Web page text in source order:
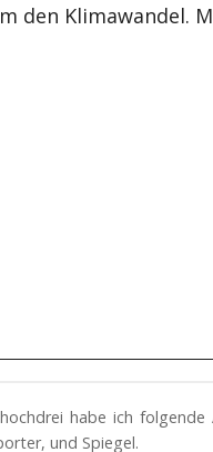
den Klimawandel.
habe ich folgende
und Spiegel.